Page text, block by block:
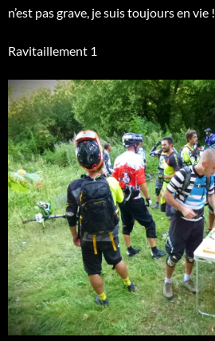
n’est pas grave, je suis toujours en vie !
Ravitaillement 1